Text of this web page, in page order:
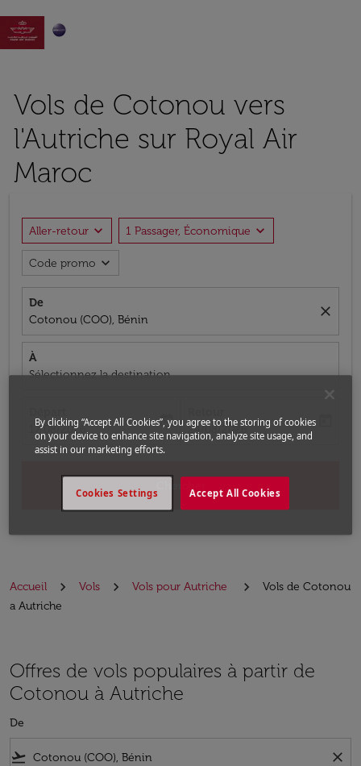

Vols de Cotonou vers
l'Autriche sur Royal Air
Maroc
Aller-retour expand_more 1 Passager, Économique expand_more
Code promo expand_more
De
Cotonou (COO), Bénin
close
À
Sélectionnez la destination
fc-booking-departure-date-aria-label
17/08/2026
today
fc-booking-return-date-aria-label
24/08/2026
Accueil Vols Vols pour Autriche
Vols de Cotonou
a Autriche
Offres de vols populaires à partir de
Cotonou à Autriche
De
flight_takeoff close
By clicking “Accept All Cookies”, you agree to the storing of cookies
on your device to enhance site navigation, analyze site usage, and
assist in our marketing efforts.
Accept All Cookies
Cookies Settings